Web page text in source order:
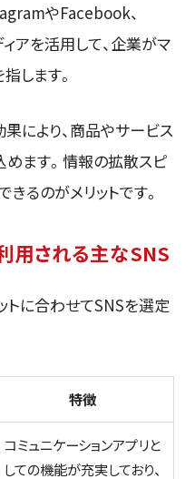
やFacebook、
アを活用して、企業がマ
します。
により、商品やサービス
ます。情報の拡散スピ
きるのがメリットです。
用される主なSNS
トに合わせてSNSを選定
特徴
コミュニケーションアプリと
しての機能が充実しており、